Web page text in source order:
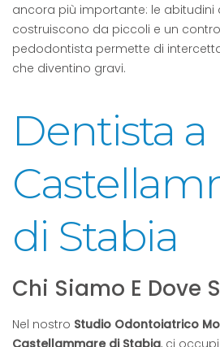
ancora più importante: le abitudini
costruiscono da piccoli e un
pedodontista permette di
che diventino gravi.
Dentista a
di Stabia
Chi Siamo E Dove
Nel nostro Studio Odontoiatrico